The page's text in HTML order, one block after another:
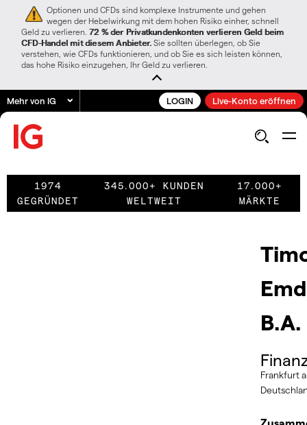
Optionen und CFDs sind komplexe Instrumente und gehen
wegen der Hebelwirkung mit dem hohen Risiko einher, schnell
Geld zu verlieren. 72 % der Privatkundenkonten verlieren Geld beim
CFD-Handel mit diesem Anbieter. Sie sollten überlegen, ob Sie
verstehen, wie CFDs funktionieren, und ob Sie es sich leisten können,
das hohe Risiko einzugehen, Ihr Geld zu verlieren.
Mehr von IG LOGIN Live-Konto eröffnen
1974
GEGRÜNDET
345.000+ KUNDEN
WELTWEIT
17.000+
MÄRKTE
B.A.
Frankfurt